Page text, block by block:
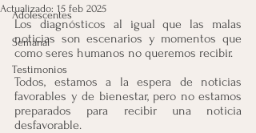
Adolescentes
Semanal
Testimonios
Actualizado: 15 feb 2025
Los diagnósticos al igual que las malas
noticias son escenarios y momentos que
como seres humanos no queremos recibir.
Todos, estamos a la espera de noticias
favorables y de bienestar, pero no estamos
preparados para recibir una noticia
desfavorable.